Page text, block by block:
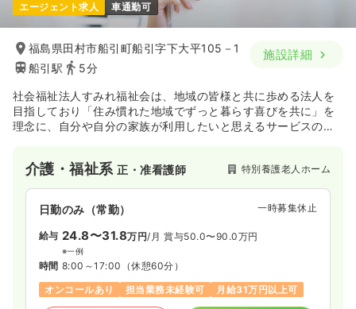
エージェント求人 車通勤可
福島県田村市船引町船引字下大平105－1
船引駅
5分
施設詳細
社会福祉法人すみれ福祉会は、地域の皆様と共に歩める法人を
目指しており「住み慣れた地域でずっと暮らす喜びを共に」を
理念に、自分や自分の家族が利用したいと思えるサービスの提
介護・福祉系正・准看護師 特別養護老人ホーム
日勤のみ（常勤） 一時募集休止
給与 24.8〜31.8万円/月 賞与50.0〜90.0万円
※一例
時間 8:00～17:00 （休憩60分）
オンコールあり
担当業務未経験可 月給31万円以上可